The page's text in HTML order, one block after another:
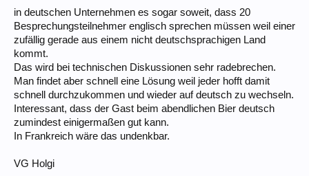
in deutschen Unternehmen es sogar soweit, dass 20
Besprechungsteilnehmer englisch sprechen müssen weil einer
zufällig gerade aus einem nicht deutschsprachigen Land
kommt.
Das wird bei technischen Diskussionen sehr radebrechen.
Man findet aber schnell eine Lösung weil jeder hofft damit
schnell durchzukommen und wieder auf deutsch zu wechseln.
Interessant, dass der Gast beim abendlichen Bier deutsch
zumindest einigermaßen gut kann.
In Frankreich wäre das undenkbar.
VG Holgi